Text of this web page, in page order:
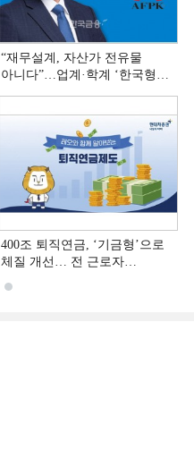
“재무설계, 자산가 전유물
아니다”…업계·학계 ‘한국형
400조 퇴직연금, ‘기금형’으로
체질 개선… 전 근로자